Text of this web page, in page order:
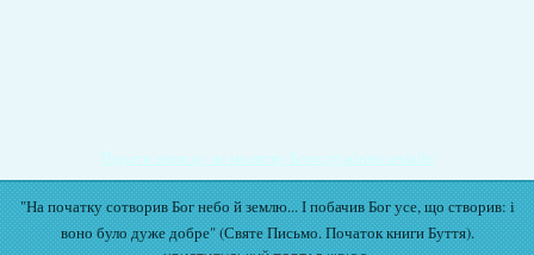
Подати записку на молитву Богослужіння онлайн
"На початку сотворив Бог небо й землю... І побачив Бог усе, що створив: і
воно було дуже добре" (Святе Письмо. Початок книги Буття).